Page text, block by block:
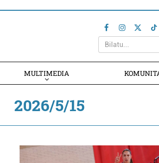
MULTIMEDIA
2026/5/15